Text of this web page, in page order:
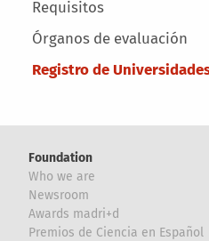
Main menu
Requisitos
Órganos de evaluación
Registro de
Foundation
Who we are
Newsroom
Awards madri+d
Premios de Ciencia en Español